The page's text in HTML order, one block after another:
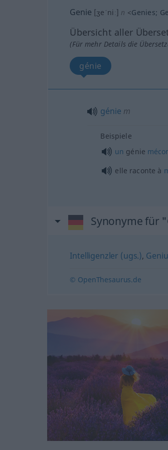
Genie [ʒeˈniː] n <Genies;
Übersicht aller
(Für mehr Details die
génie
génie m
Beispiele
un génie
elle raconte à
Synonyme für
Intelligenzler (ugs.),
© OpenThesaurus.de